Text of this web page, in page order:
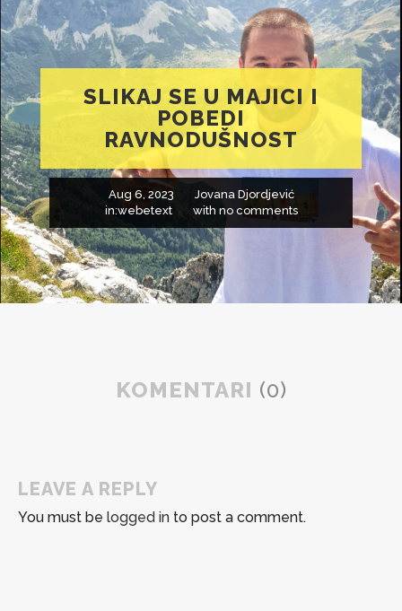
SLIKAJ SE U MAJICI I
POBEDI
RAVNODUŠNOST
Aug 6, 2023
Jovana Djordjević
in:webetext with no comments
KOMENTARI (0)
LEAVE A REPLY
You must be logged in to post a comment.